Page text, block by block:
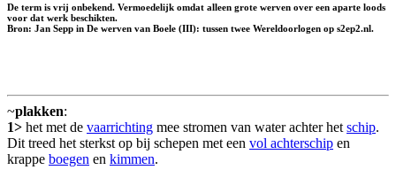
De term is vrij onbekend. Vermoedelijk omdat alleen grote werven over een aparte loods
voor dat werk beschikten.
Bron: Jan Sepp in De werven van Boele (III): tussen twee Wereldoorlogen op s2ep2.nl.
~plakken:
1> het met de vaarrichting mee stromen van water achter het schip.
Dit treed het sterkst op bij schepen met een vol achterschip en
krappe boegen en kimmen.